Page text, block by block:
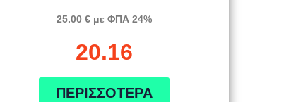
25.00 € με ΦΠΑ 24%
20.16
ΠΕΡΙΣΣΌΤΕΡΑ